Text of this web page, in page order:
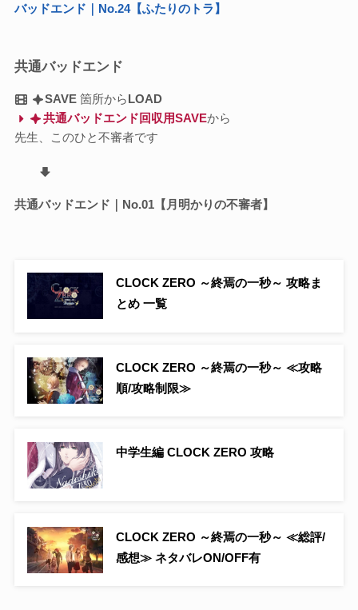
バッドエンド｜No.24【ふたりのトラ】
共通バッドエンド
SAVE 箇所からLOAD
共通バッドエンド回収用SAVEから
先生、このひと不審者です
共通バッドエンド｜No.01【月明かりの不審者】
CLOCK ZERO ～終焉の一秒～ 攻略ま
とめ 一覧
CLOCK ZERO ～終焉の一秒～ ≪攻略
順/攻略制限≫
中学生編 CLOCK ZERO 攻略
CLOCK ZERO ～終焉の一秒～ ≪総評/
感想≫ ネタバレON/OFF有